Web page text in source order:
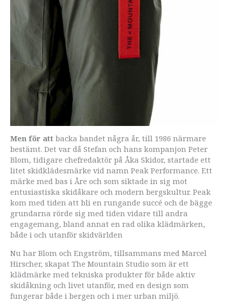
Men för att backa bandet några år, till 1986 närmare
bestämt. Det var då Stefan och hans kompanjon Peter
Blom, tidigare chefredaktör på Åka Skidor, startade ett
litet skidklädesmärke vid namn Peak Performance. Ett
märke med bas i Åre och som siktade in sig mot
entusiastiska skidåkare och modern bergskultur. Peak
kom med tiden att bli en rungande succé och de bägge
grundarna rörde sig med tiden vidare till andra
engagemang, bland annat en rad olika klädmärken,
både i och utanför skidvärlden
Nu har Blom och Engström, tillsammans med Marcel
Hirscher, skapat The Mountain Studio som är ett
klädmärke med tekniska produkter för både aktiv
skidåkning och livet utanför, med en design som
fungerar både i bergen och i mer urban miljö.